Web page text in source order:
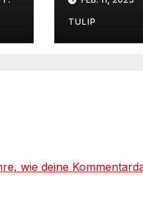
Markus
TULIP
wie deine